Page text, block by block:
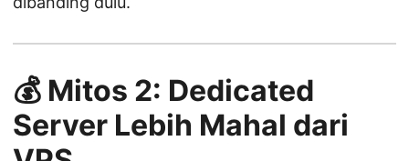
💰 Mitos 2: Dedicated
Server Lebih Mahal dari